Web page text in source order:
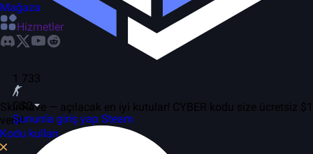
1 733
CS2
Şununla giriş yap Steam
Mağaza
Hizmetler
SkinRave — açılacak en iyi kutular! CYBER kodu size ücretsiz $1
verir!
Kodu kullan